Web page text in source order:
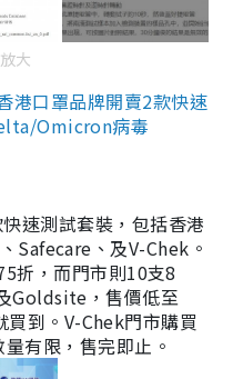
大
港口罩品牌開賣2款快速
Omicron病毒
速測試套裝，包括香港
Safecare、及V-Chek。
折，而門市則10支8
Goldsite，售價低至
到。V-Chek門市購買
有限，售完即止。